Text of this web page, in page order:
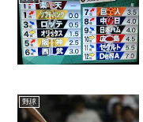
野球